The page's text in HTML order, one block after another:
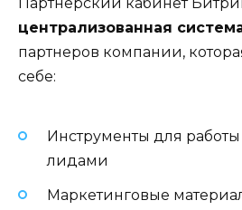
Партнерский кабинет
централизованная
партнеров компании,
себе:
Инструменты для
лидами
Маркетинговые